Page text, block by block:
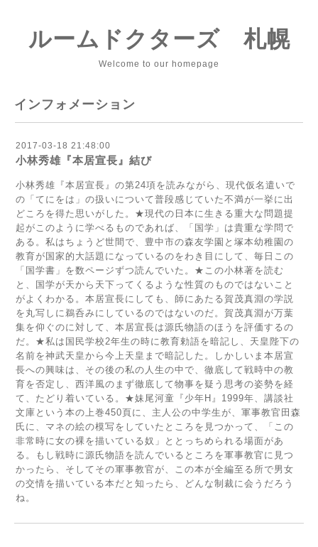
ルームドクターズ 札幌
Welcome to our homepage
インフォメーション
2017-03-18 21:48:00
小林秀雄『本居宣長』結び
小林秀雄『本居宣長』の第24項を読みながら、現代仮名遣いで
の「てにをは」の扱いについて普段感じていた不満が一挙に出
どころを得た思いがした。★現代の日本に生きる重大な問題提
起がこのように学べるものであれば、「国学」は貴重な学問で
ある。私はちょうど世間で、豊中市の森友学園と塚本幼稚園の
教育が国家的大話題になっているのをわき目にして、毎日この
「国学書」を数ページずつ読んでいた。★この小林著を読む
と、国学が天から天下ってくるような性質のものではないこと
がよくわかる。本居宣長にしても、師にあたる賀茂真淵の学説
を丸写しに鵜呑みにしているのではないのだ。賀茂真淵が万葉
集を仰ぐのに対して、本居宣長は源氏物語のほうを評価するの
だ。★私は国民学校2年生の時に教育勅語を暗記し、天皇陛下の
名前を神武天皇から今上天皇まで暗記した。しかしいま本居宣
長への興味は、その後の私の人生の中で、徹底して戦時中の教
育を否定し、西洋風のまず徹底して物事を疑う思考の姿勢を経
て、たどり着いている。★妹尾河童『少年H』1999年、講談社
文庫という本の上巻450頁に、主人公の中学生が、軍事教官田森
氏に、マネの絵の模写をしていたところを見つかって、「この
非常時に女の裸を描いている奴」ととっちめられる場面があ
る。もし戦時に源氏物語を読んでいるところを軍事教官に見つ
かったら、そしてその軍事教官が、この本が全編至る所で男女
の交情を描いている本だと知ったら、どんな制裁に会うだろう
ね。